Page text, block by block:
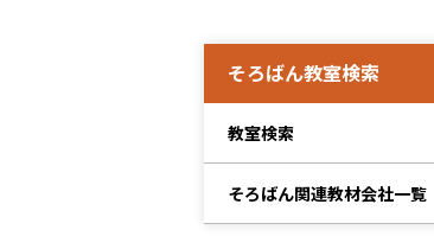
そろばん教室検索
教室検索
そろばん関連教材会社一覧